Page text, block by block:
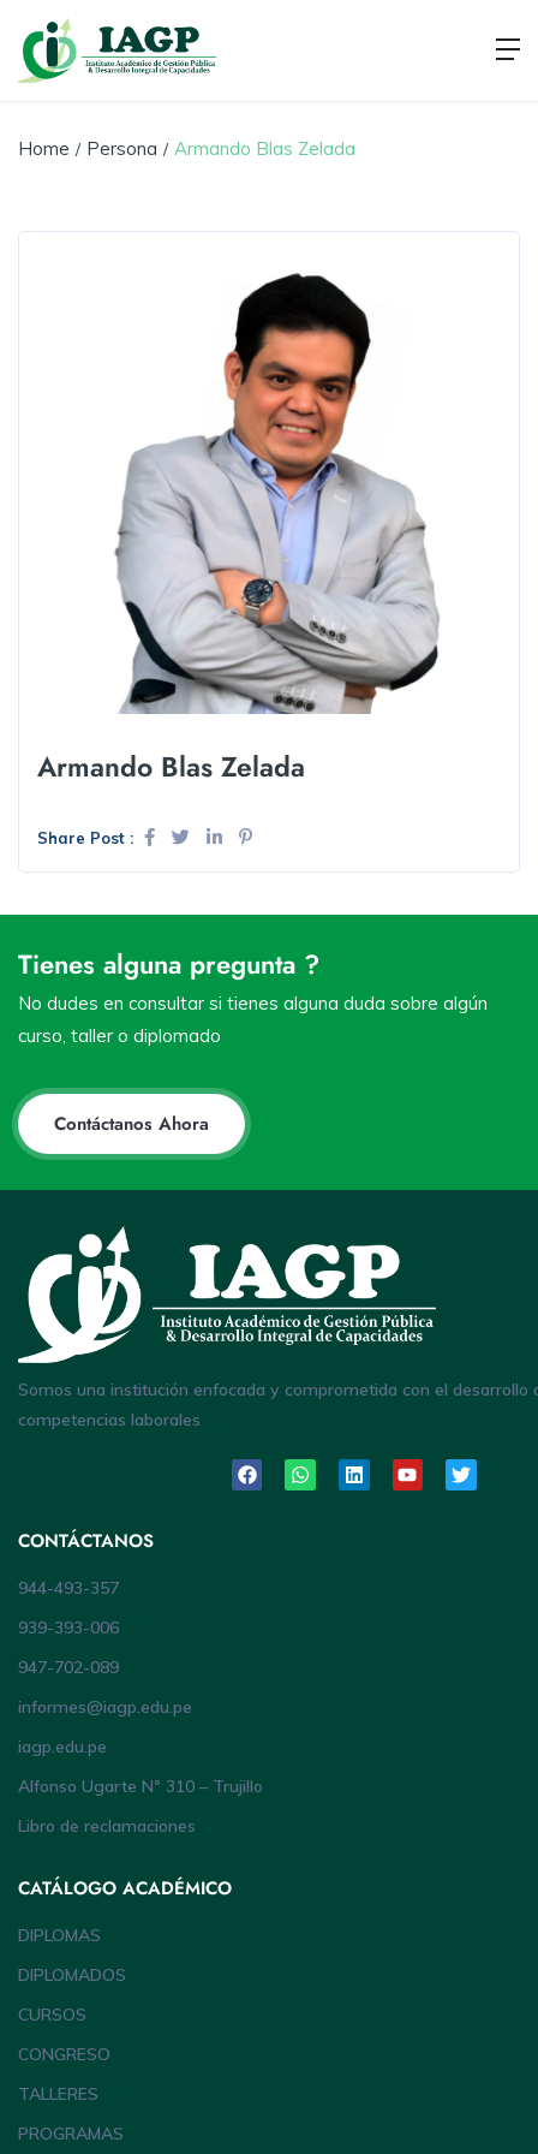
Home Persona Armando Blas Zelada
Armando Blas Zelada
Share Post :
Tienes alguna pregunta ?
No dudes en consultar si tienes alguna duda sobre algún
curso, taller o diplomado
Contáctanos Ahora
Somos una institución enfocada y comprometida con el desarrollo
competencias laborales
CONTÁCTANOS
944-493-357
939-393-006
947-702-089
informes@iagp.edu.pe
iagp.edu.pe
Alfonso Ugarte Nº 310 – Trujillo
Libro de reclamaciones
CATÁLOGO ACADÉMICO
DIPLOMAS
DIPLOMADOS
CURSOS
CONGRESO
TALLERES
PROGRAMAS